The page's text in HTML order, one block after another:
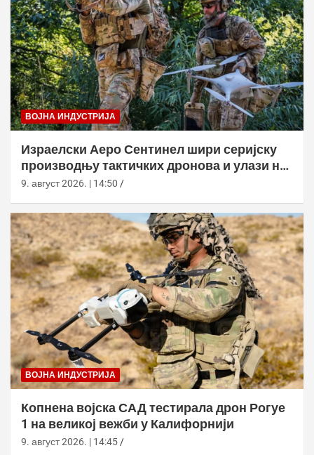
ВОЈНА ИНДУСТРИЈА
Израелски Аеро Сентинел шири серијску
производњу тактичких дронова и улази на
нова тржишта
9. август 2026. | 14:50
ВОЈНА ИНДУСТРИЈА
Копнена војска САД тестирала дрон Рогуе
1 на великој вежби у Калифорнији
9. август 2026. | 14:45